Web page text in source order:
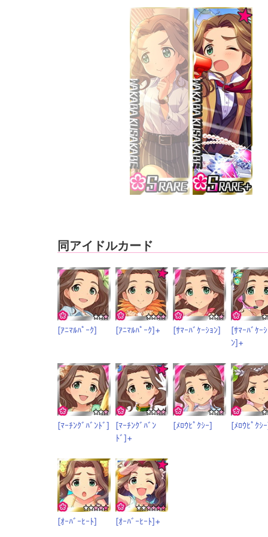
同アイドルカード
[ｱﾆﾏﾙﾊﾟｰｸ] [ｱﾆﾏﾙﾊﾟｰｸ]+ [ｻﾏｰﾊﾞｹｰｼｮﾝ]
[ｻﾏｰﾊﾞｹｰ
ﾝ]+
[ﾏｰﾁﾝｸﾞﾊﾞﾝﾄﾞ]
[ﾏｰﾁﾝｸﾞﾊﾞﾝ
ﾄﾞ]+
[ﾒﾛｳﾋﾟｸｼｰ] [ﾒﾛｳﾋﾟｸｼ
[ｵｰﾊﾞｰﾋｰﾄ] [ｵｰﾊﾞｰﾋｰﾄ]+